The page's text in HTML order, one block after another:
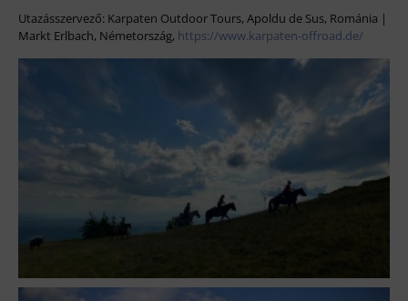
Utazásszervező: Karpaten Outdoor Tours, Apoldu de Sus, Románia |
Markt Erlbach, Németország, https://www.karpaten-offroad.de/